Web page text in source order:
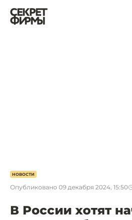
НОВОСТИ
Опубликовано 09 декабря 2024, 15:50
В России хотят